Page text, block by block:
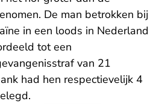
De man betrokken bij
in een loods in Nederland
tot een
van 21
had hen respectievelijk 4